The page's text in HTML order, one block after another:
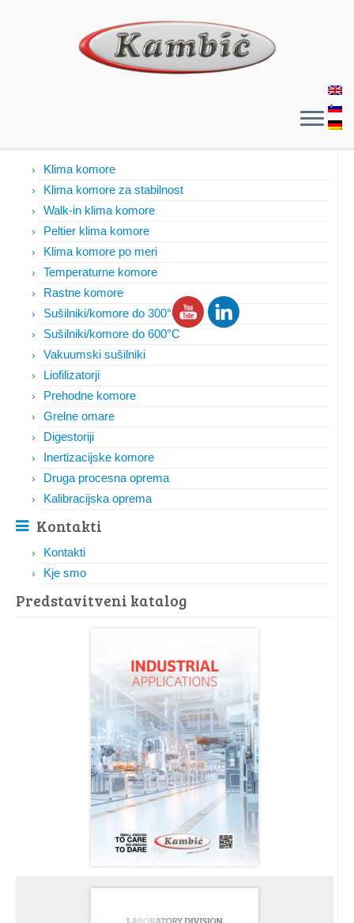
Klima komore
Klima komore za stabilnost
Walk-in klima komore
Peltier klima komore
Klima komore po meri
Temperaturne komore
Rastne komore
Sušilniki/komore do 300°C
Sušilniki/komore do 600°C
Vakuumski sušilniki
Liofilizatorji
Prehodne komore
Grelne omare
Digestoriji
Inertizacijske komore
Druga procesna oprema
Kalibracijska oprema
Kontakti
Kontakti
Kje smo
Predstavitveni katalog​​